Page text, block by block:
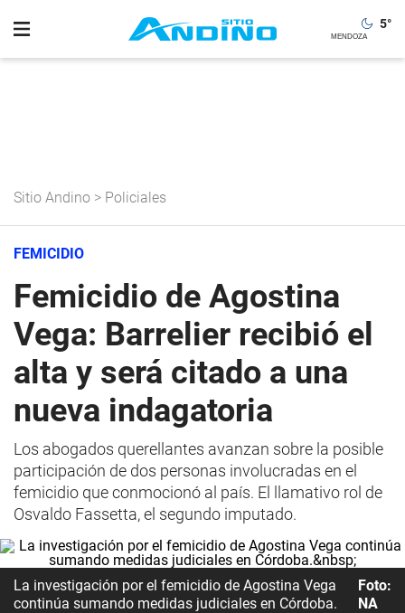
5°
Sitio Andino > Policiales
FEMICIDIO
Femicidio de Agostina
Vega: Barrelier recibió el
alta y será citado a una
nueva indagatoria
Los abogados querellantes avanzan sobre la posible
participación de dos personas involucradas en el
femicidio que conmocionó al país. El llamativo rol de
Osvaldo Fassetta, el segundo imputado.
La investigación por el femicidio de Agostina Vega
continúa sumando medidas judiciales en Córdoba.
Foto:
NA